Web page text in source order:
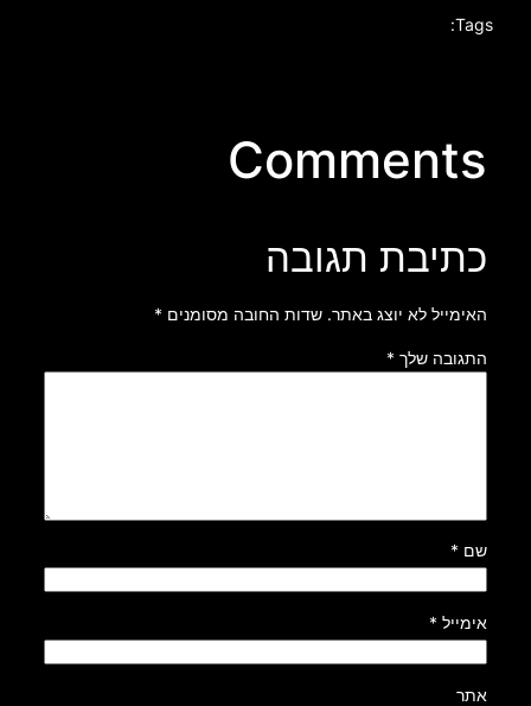
Tags:
Comments
כתיבת תגובה
האימייל לא יוצג באתר. שדות החובה מסומנים *
התגובה שלך *
שם *
אימייל *
אתר